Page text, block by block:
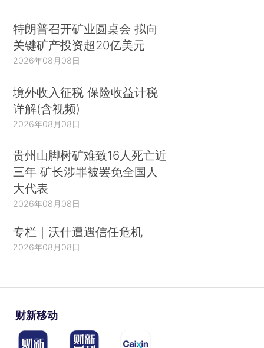
特朗普召开矿业圆桌会 拟向
关键矿产投资超20亿美元
2026年08月08日
境外收入征税 保险收益计税
详解(含视频)
2026年08月08日
贵州山脚树矿难致16人死亡近
三年 矿长涉罪被罢免全国人
大代表
2026年08月08日
专栏｜沃什遭遇信任危机
2026年08月08日
财新移动